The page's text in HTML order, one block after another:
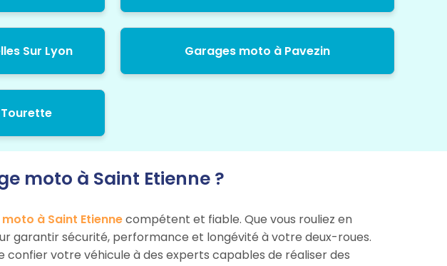
Sur Lyon Garages moto à Pavezin
moto à Saint Etienne ?
à Saint Etiennecompétent et fiable. Que vous rouliez en
garantir sécurité, performance et longévité à votre deux-roues.
confier votre véhicule à des experts capables de réaliser des